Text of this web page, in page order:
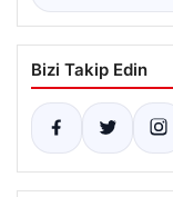
Bizi Takip Edin